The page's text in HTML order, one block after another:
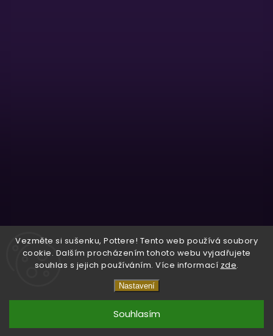
Vezměte si sušenku, Pottere! Tento web používá soubory
cookie. Dalším procházením tohoto webu vyjadřujete
souhlas s jejich používáním. Více informací zde.
Nastavení
Souhlasím
Sledovat na Instagramu
Copyright 2026Wizardo. Všechna práva vyhrazena.
| DesignShoptak.cz.